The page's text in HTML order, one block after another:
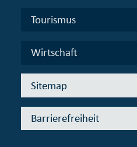
Tourismus
Wirtschaft
Sitemap
Barrierefreiheit